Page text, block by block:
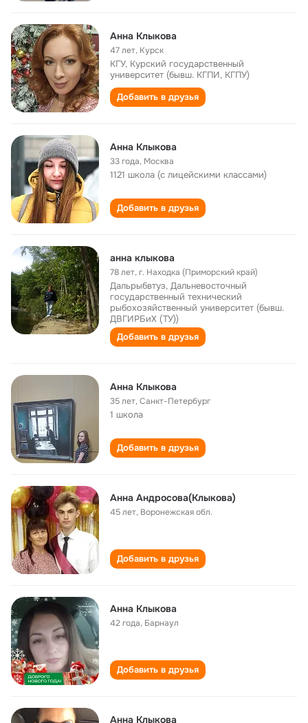
Анна Клыкова
47 лет, Курск
КГУ, Курский государственный
университет (бывш. КГПИ, КГПУ)
Добавить в друзья
Анна Клыкова
33 года, Москва
1121 школа (с лицейскими классами)
Добавить в друзья
анна клыкова
78 лет,г. Находка (Приморский край)
Дальрыбвтуз, Дальневосточный
государственный технический
рыбохозяйственный университет (бывш.
ДВГИРБиХ (ТУ))
Добавить в друзья
Анна Клыкова
35 лет,Санкт-Петербург
1 школа
Добавить в друзья
Анна Андросова(Клыкова)
45 лет, Воронежская обл.
Добавить в друзья
Анна Клыкова
42 года, Барнаул
Добавить в друзья
Анна Клыкова